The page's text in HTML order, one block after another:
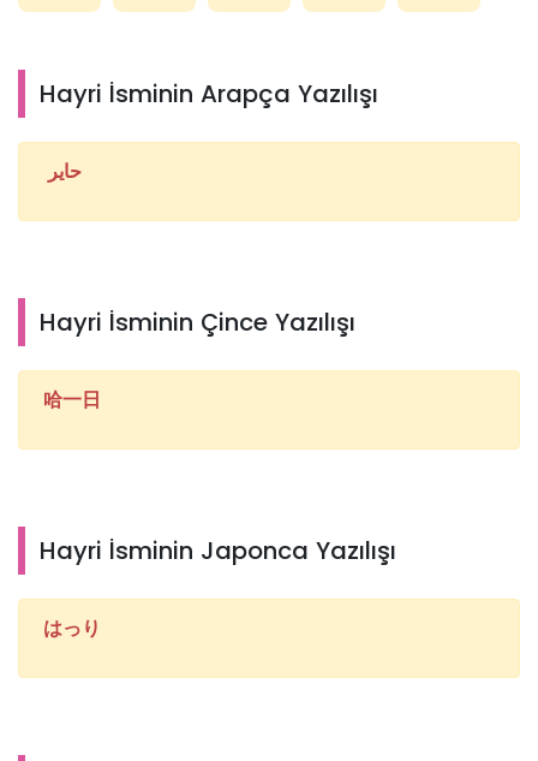
Hayri İsminin Arapça Yazılışı
حاير
Hayri İsminin Çince Yazılışı
哈一日
Hayri İsminin Japonca Yazılışı
はっり